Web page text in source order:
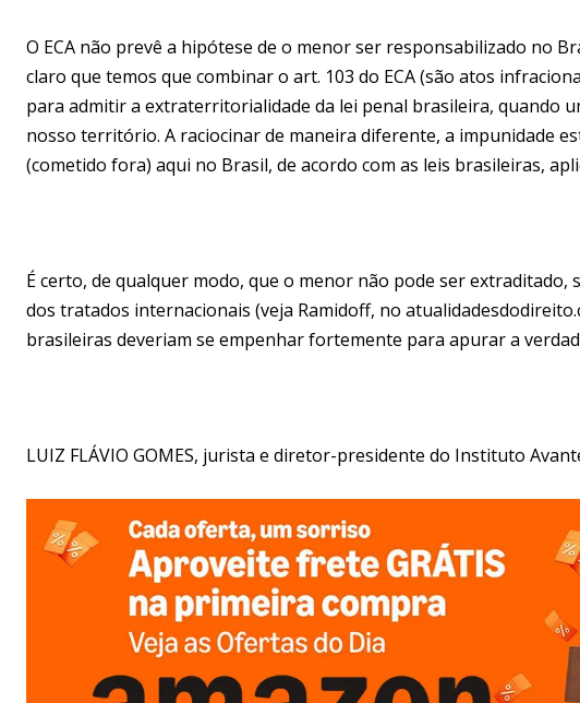
O ECA não prevê a hipótese de o menor ser responsabilizado no
claro que temos que combinar o art. 103 do ECA (são atos
para admitir a extraterritorialidade da lei penal brasileira, quando
nosso território. A raciocinar de maneira diferente, a impunidade
(cometido fora) aqui no Brasil, de acordo com as leis brasileiras,
É certo, de qualquer modo, que o menor não pode ser
dos tratados internacionais (veja Ramidoff, no
brasileiras deveriam se empenhar fortemente para apurar a
LUIZ FLÁVIO GOMES, jurista e diretor-presidente do Instituto